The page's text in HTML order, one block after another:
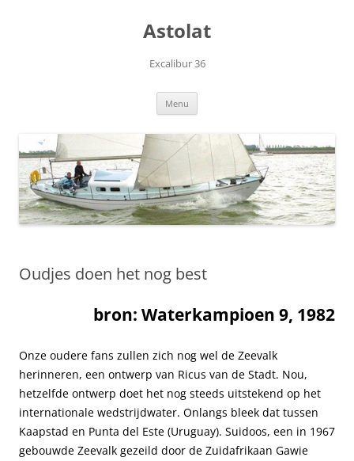
Astolat
Excalibur 36
Menu
Oudjes doen het nog best
bron: Waterkampioen 9, 1982
Onze oudere fans zullen zich nog wel de Zeevalk
herinneren, een ontwerp van Ricus van de Stadt. Nou,
hetzelfde ontwerp doet het nog steeds uitstekend op het
internationale wedstrijdwater. Onlangs bleek dat tussen
Kaapstad en Punta del Este (Uruguay). Suidoos, een in 1967
gebouwde Zeevalk gezeild door de Zuidafrikaan Gawie